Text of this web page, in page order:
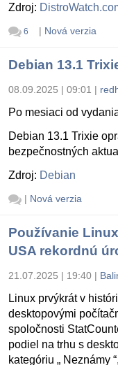
Zdroj:
6 | Nová verzia
Debian 13.1
08.09.2025 | 09:01 |
Po mesiaci od
Debian 13.1 Trixie
bezpečnostných
Zdroj: Debian
| Nová verzia
Používanie
USA rekordnú
21.07.2025 | 19:40 |
Linux prvýkrát v
desktopovými
spoločnosti
podiel na trhu s
kategóriu „ Neznámy